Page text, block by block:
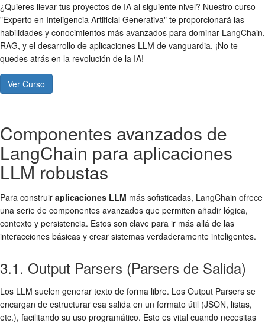
¿Quieres llevar tus proyectos de IA al siguiente nivel? Nuestro curso
"Experto en Inteligencia Artificial Generativa" te proporcionará las
habilidades y conocimientos más avanzados para dominar LangChain,
RAG, y el desarrollo de aplicaciones LLM de vanguardia. ¡No te
quedes atrás en la revolución de la IA!
Ver Curso
Componentes avanzados de
LangChain para aplicaciones
LLM robustas
Para construir aplicaciones LLM más sofisticadas, LangChain ofrece
una serie de componentes avanzados que permiten añadir lógica,
contexto y persistencia. Estos son clave para ir más allá de las
interacciones básicas y crear sistemas verdaderamente inteligentes.
3.1. Output Parsers (Parsers de Salida)
Los LLM suelen generar texto de forma libre. Los Output Parsers se
encargan de estructurar esa salida en un formato útil (JSON, listas,
etc.), facilitando su uso programático. Esto es vital cuando necesitas